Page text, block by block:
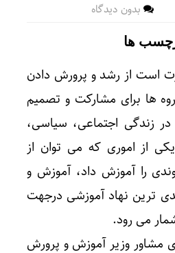
بدون دیدگاه
ها
است از رشد و پرورش دادن
ها برای مشارکت و تصمیم
زندگی اجتماعی، سیاسی،
از اموری که می توان از
را آموزش داد، آموزش و
ترین نهاد آموزشی درجهت
می رود.
مشاور وزیر آموزش و پرورش